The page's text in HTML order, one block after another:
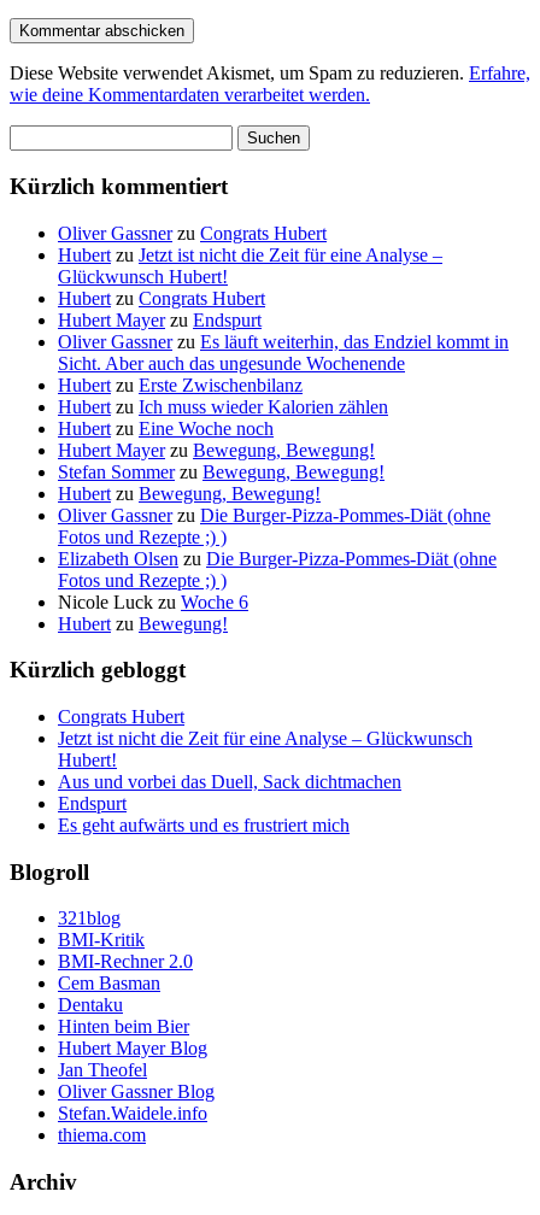
Diese Website verwendet Akismet, um Spam zu reduzieren. Erfahre,
wie deine Kommentardaten verarbeitet werden.
nach:
Kürzlich kommentiert
Oliver Gassnerzu Congrats Hubert
Hubert zu Jetzt ist nicht die Zeit für eine Analyse –
Glückwunsch Hubert!
Hubert zu Congrats Hubert
Hubert Mayerzu Endspurt
Oliver Gassnerzu Es läuft weiterhin, das Endziel kommt in
Sicht. Aber auch das ungesunde Wochenende
Hubert zu Erste Zwischenbilanz
Hubert zu Ich muss wieder Kalorien zählen
Hubert zu Eine Woche noch
Hubert Mayerzu Bewegung, Bewegung!
Stefan Sommerzu Bewegung, Bewegung!
Hubert zu Bewegung, Bewegung!
Oliver Gassnerzu Die Burger-Pizza-Pommes-Diät (ohne
Fotos und Rezepte ;) )
Elizabeth Olsen zu Die Burger-Pizza-Pommes-Diät (ohne
Fotos und Rezepte ;) )
Nicole Luck zu Woche 6
Hubert zu Bewegung!
Kürzlich gebloggt
Congrats Hubert
Jetzt ist nicht die Zeit für eine Analyse – Glückwunsch
Hubert!
Aus und vorbei das Duell, Sack dichtmachen
Endspurt
Es geht aufwärts und es frustriert mich
Blogroll
321blog
BMI-Kritik
BMI-Rechner 2.0
Cem Basman
Dentaku
Hinten beim Bier
Hubert Mayer Blog
Jan Theofel
Oliver Gassner Blog
Stefan.Waidele.info
thiema.com
Archiv